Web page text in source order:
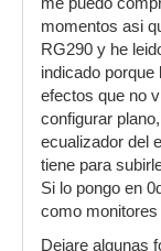
momentos asi
RG290 y he
indicado porque
efectos que no
configurar
ecualizador del
tiene para
Si lo pongo en
como
Dejare algunas